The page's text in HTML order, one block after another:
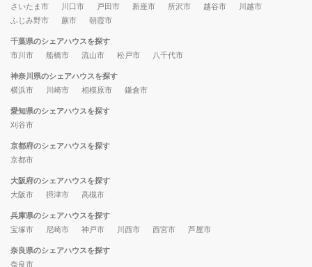
さいたま市
川口市 戸田市 新座市 所沢市 越谷市
川越市
ふじみ野市
蕨市 朝霞市
千葉県のシェアハウスを探す
市川市
船橋市 流山市 松戸市 八千代市
神奈川県のシェアハウスを探す
横浜市
川崎市 相模原市 鎌倉市
愛知県のシェアハウスを探す
刈谷市
京都府のシェアハウスを探す
京都市
大阪府のシェアハウスを探す
大阪市
摂津市 高槻市
兵庫県のシェアハウスを探す
宝塚市
尼崎市 神戸市 川西市 西宮市 芦屋市
奈良県のシェアハウスを探す
奈良市